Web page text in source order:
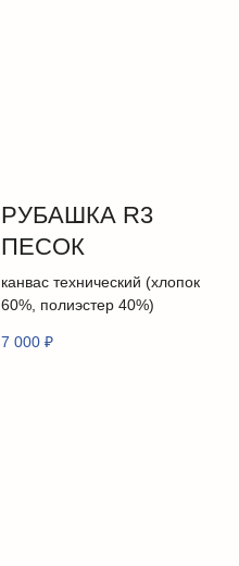
РУБАШКА R3
ПЕСОК
канвас технический (хлопок
60%, полиэстер 40%)
7 000 ₽